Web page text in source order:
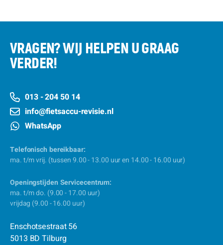
VRAGEN? WIJ HELPEN U GRAAG
VERDER!
013 - 204 50 14
info@fietsaccu-revisie.nl
WhatsApp
Telefonisch bereikbaar:
ma. t/m vrij. (tussen 9.00 - 13.00 uur en 14.00 - 16.00 uur)
Openingstijden Servicecentrum:
ma. t/m do. (9.00 - 17.00 uur)
vrijdag (9.00 - 16.00 uur)
Enschotsestraat 56
5013 BD Tilburg